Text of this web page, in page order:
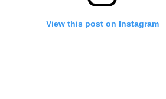
View this post on Instagram